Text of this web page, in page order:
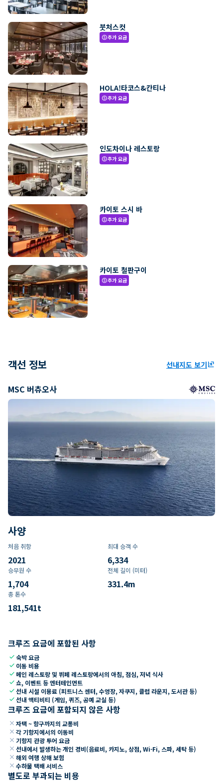
붓처스컷
paid추가 요금
HOLA!타코스&칸티나
paid추가 요금
인도차이나 레스토랑
paid추가 요금
카이토 스시 바
paid추가 요금
카이토 철판구이
paid추가 요금
객선 정보 선내지도 보기ungroup
MSC 버츄오사
사양
처음 취항
2021
최대 승객 수
6,334
승무원 수
1,704
전체 길이 (미터)
331.4m
총 톤수
181,541t
크루즈 요금에 포함된 사항
check숙박 요금
check 이동 비용
check 메인 레스토랑 및 뷔페 레스토랑에서의 아침, 점심, 저녁 식사
check쇼, 이벤트 등 엔터테인먼트
check선내 시설 이용료 (피트니스 센터, 수영장, 자쿠지, 클럽 라운지, 도서관 등)
check선내 액티비티 (게임, 퀴즈, 공예 교실 등)
크루즈 요금에 포함되지 않은 사항
close 자택 ~ 항구까지의 교통비
close 각 기항지에서의 이동비
close 기항지 관광 투어 요금
close 선내에서 발생하는 개인 경비(음료비, 카지노, 상점, Wi-Fi, 스파, 세탁 등)
close 해외 여행 상해 보험
close 수하물 택배 서비스
별도로 부과되는 비용